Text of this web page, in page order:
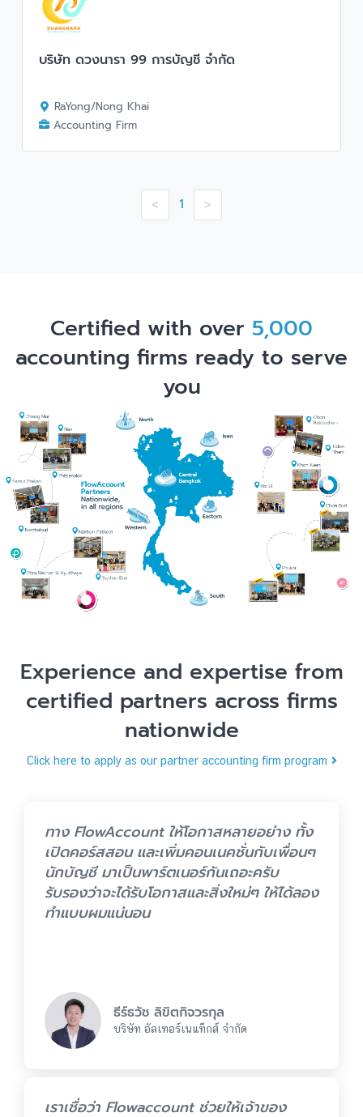
บริษัท ดวงนารา 99 การบัญชี จำกัด
RaYong/Nong Khai
Accounting Firm
< 1 >
Certified with over
accounting firms ready to serve
you
Experience and expertise from
certified partners across firms
nationwide
Click here to apply as our partner accounting firm program
ทาง FlowAccount ให้โอกาสหลายอย่าง ทั้ง
เปิดคอร์สสอน และเพิ่มคอนเนคชั่นกับเพื่อนๆ
นักบัญชี มาเป็นพาร์ตเนอร์กันเถอะครับ
รับรองว่าจะได้รับโอกาสและสิ่งใหม่ๆ ให้ได้ลอง
ทำแบบผมแน่นอน
ธีร์ธวัช ลิขิตกิจวรกุล
บริษัท อัลเทอร์เนแท็กส์ จำกัด
เราเชื่อว่า Flowaccount ช่วยให้เจ้าของ